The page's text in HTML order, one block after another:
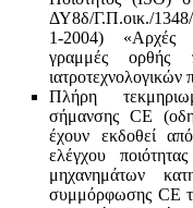
ΔΥ8δ/Γ.Π.οικ./
1-2004) «Αρχές
γραμμές ορθής
ιατροτεχνολογικών
Πλήρη
σήμανσης CE
έχουν εκδοθεί
ελέγχου
μηχανημάτων
συμμόρφωσης CE